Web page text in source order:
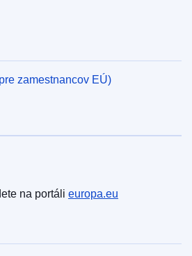
zamestnancov EÚ)
na portáli europa.eu